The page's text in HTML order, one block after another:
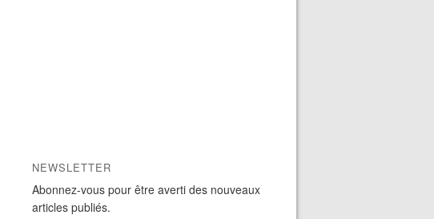
NEWSLETTER
Abonnez-vous pour être averti des nouveaux
articles publiés.